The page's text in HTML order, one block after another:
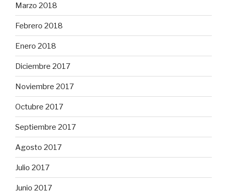
Marzo 2018
Febrero 2018
Enero 2018
Diciembre 2017
Noviembre 2017
Octubre 2017
Septiembre 2017
Agosto 2017
Julio 2017
Junio 2017